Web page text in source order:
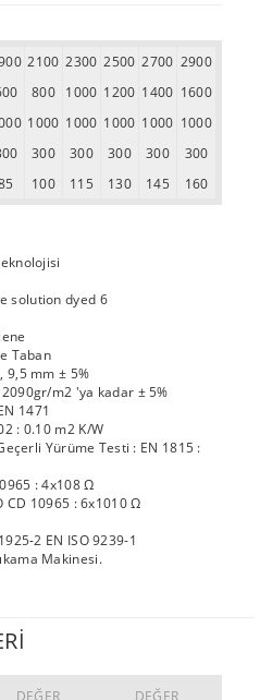
2100 2300 2500 2700 2900
800 1000 1200 1400 1600
1000 1000 1000 1000 1000
300 300 300 300
300
100 115 130 145 160
solution dyed 6
Taban
9,5 mm ± 5%
m2 'ya kadar ± 5%
1471
: 0.10 m2 K/W
Yürüme Testi : EN 1815 :
: 4x108 Ω
CD 10965 : 6x1010 Ω
2 EN ISO 9239-1
Makinesi.
DEĞER DEĞER